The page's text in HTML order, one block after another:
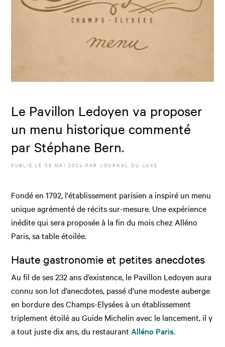
Le Pavillon Ledoyen va proposer
un menu historique commenté
par Stéphane Bern.
PUBLIÉ LE08 MAI 2024 PAR JOURNAL DU LUXE
Fondé en 1792, l'établissement parisien a inspiré un menu
unique agrémenté de récits sur-mesure. Une expérience
inédite qui sera proposée à la fin du mois chez Alléno
Paris, sa table étoilée.
Haute gastronomie et petites anecdotes
Au fil de ses 232 ans d’existence, le Pavillon Ledoyen aura
connu son lot d’anecdotes, passé d’une modeste auberge
en bordure des Champs-Elysées à un établissement
triplement étoilé au Guide Michelin avec le lancement, il y
a tout juste dix ans, du restaurant Alléno Paris.